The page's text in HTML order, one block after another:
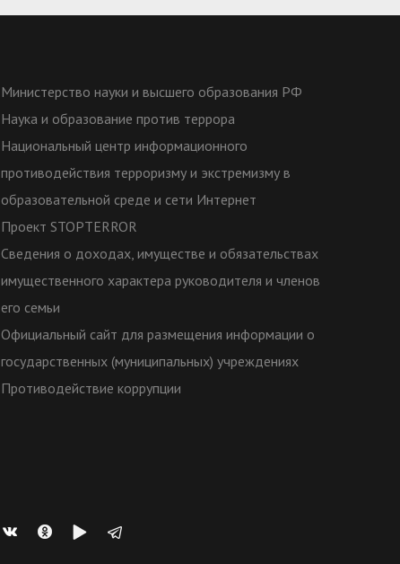
Министерство науки и высшего образования РФ
Наука и образование против террора
Национальный центр информационного
противодействия терроризму и экстремизму в
образовательной среде и сети Интернет
Проект STOPTERROR
Сведения о доходах, имуществе и обязательствах
имущественного характера руководителя и членов
его семьи
Официальный сайт для размещения информации о
государственных (муниципальных) учреждениях
Противодействие коррупции